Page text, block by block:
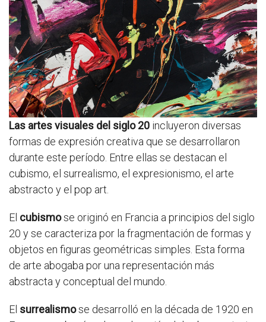
Las artes visuales del siglo 20 incluyeron diversas
formas de expresión creativa que se desarrollaron
durante este período. Entre ellas se destacan el
cubismo, el surrealismo, el expresionismo, el arte
abstracto y el pop art.
El cubismose originó en Francia a principios del siglo
20 y se caracteriza por la fragmentación de formas y
objetos en figuras geométricas simples. Esta forma
de arte abogaba por una representación más
abstracta y conceptual del mundo.
El surrealismose desarrolló en la década de 1920 en